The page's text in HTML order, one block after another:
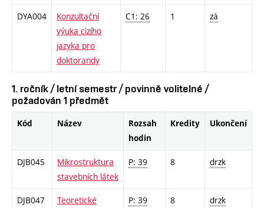
DYA004
Konzultační
výuka cizího
jazyka pro
doktorandy
C1: 26 1 zá
1. ročník / letní semestr / povinně volitelné /
požadován 1 předmět
Kód Název
Rozsah
hodin
Kredity Ukončení
DJB045
Mikrostruktura
stavebních látek
P: 39 8 drzk
DJB047
Teoretické
P: 39 8 drzk